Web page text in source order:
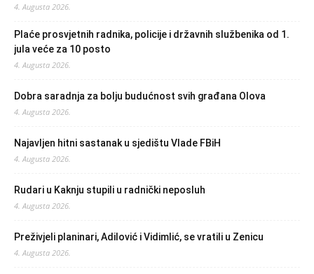
4. Augusta 2026.
Plaće prosvjetnih radnika, policije i državnih službenika od 1.
jula veće za 10 posto
4. Augusta 2026.
Dobra saradnja za bolju budućnost svih građana Olova
4. Augusta 2026.
Najavljen hitni sastanak u sjedištu Vlade FBiH
4. Augusta 2026.
Rudari u Kaknju stupili u radnički neposluh
4. Augusta 2026.
Preživjeli planinari, Adilović i Vidimlić, se vratili u Zenicu
4. Augusta 2026.